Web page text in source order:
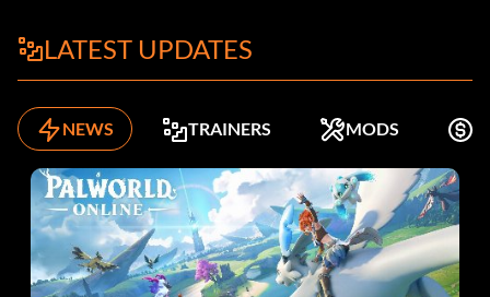
LATEST UPDATES
NEWS TRAINERS MODS